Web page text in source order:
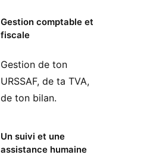
Gestion comptable et
fiscale
Gestion de ton
URSSAF, de ta TVA,
de ton bilan.
Un suivi et une
assistance humaine